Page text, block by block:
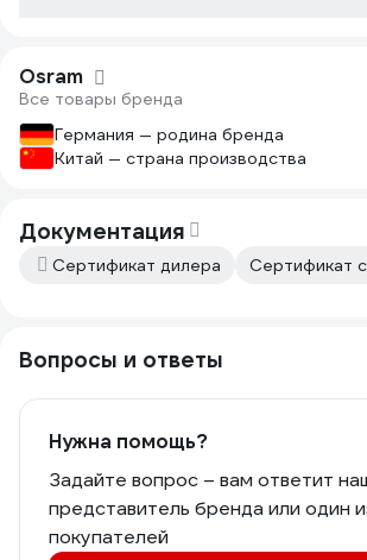
Osram
Все товары бренда
Германия — родина бренда
Китай — страна производства
Документация
Сертификат дилера Сертификат
Вопросы и ответы
Нужна помощь?
Задайте вопрос – вам ответит
представитель бренда или один
покупателей